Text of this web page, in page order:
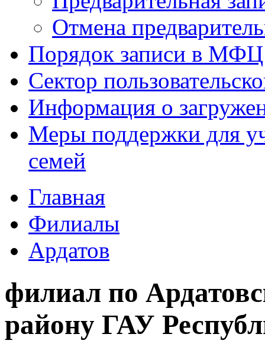
Отмена
Порядок записи в МФЦ
Сектор
Информация о
Меры поддержки для
семей
Главная
Филиалы
Ардатов
филиал по
району ГАУ